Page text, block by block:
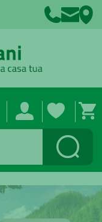
Cerca